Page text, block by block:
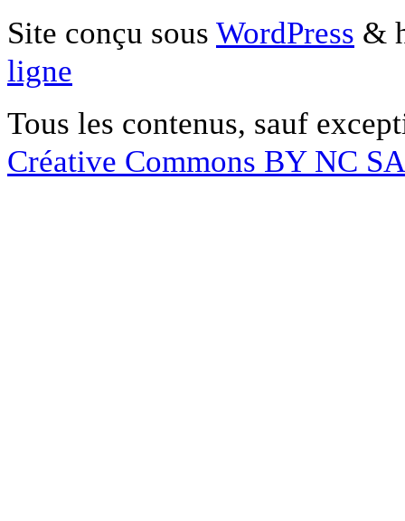
Site conçu sous WordPress &
ligne
Tous les contenus, sauf
Créative Commons BY NC SA